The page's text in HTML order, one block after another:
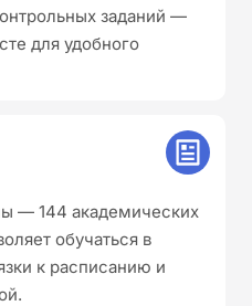
заданий —
для удобного
— 144 академических
обучаться в
к расписанию и